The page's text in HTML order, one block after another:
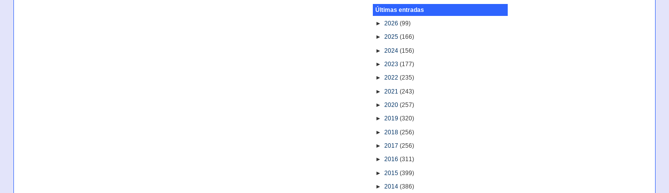
Últimas entradas
►2026(99)
►2025(166)
►2024(156)
►2023(177)
►2022(235)
►2021(243)
►2020(257)
►2019(320)
►2018(256)
►2017(256)
►2016(311)
►2015(399)
►2014(386)